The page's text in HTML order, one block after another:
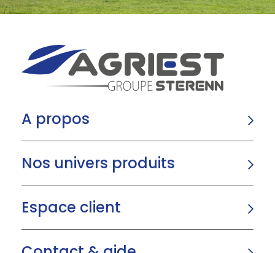
A propos
Nos univers produits
Espace client